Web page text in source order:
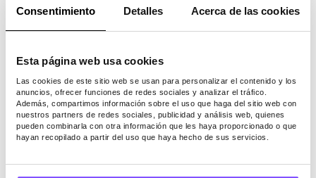
Consentimiento Detalles Acerca de las cookies
Esta página web usa cookies
Las cookies de este sitio web se usan para personalizar el contenido y los
anuncios, ofrecer funciones de redes sociales y analizar el tráfico.
Además, compartimos información sobre el uso que haga del sitio web con
nuestros partners de redes sociales, publicidad y análisis web, quienes
pueden combinarla con otra información que les haya proporcionado o que
hayan recopilado a partir del uso que haya hecho de sus servicios.
¿Cuánto dinero se
Google Maps?
Como se mencionó anteriormente, hay
innumerables formas de ganar dinero con
marketing local, analizar mapas e incluso